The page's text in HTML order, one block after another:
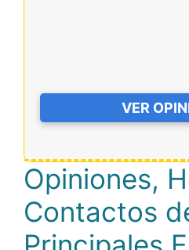
VER
Opiniones,
Contactos